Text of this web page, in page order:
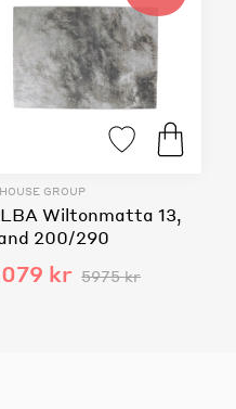
GROUP
Wiltonmatta 13,
200/290
kr 5975 kr